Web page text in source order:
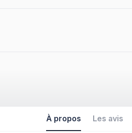
À propos Les avis